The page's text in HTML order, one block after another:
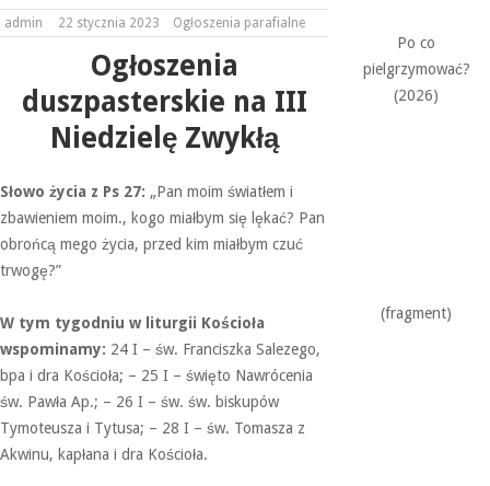
admin 22 stycznia 2023 Ogłoszenia parafialne
Ogłoszenia
duszpasterskie na III
Niedzielę Zwykłą
Słowo życia z Ps 27: „Pan moim światłem i
zbawieniem moim., kogo miałbym się lękać? Pan
obrońcą mego życia, przed kim miałbym czuć
trwogę?”
W tym tygodniu w liturgii Kościoła
wspominamy: 24 I – św. Franciszka Salezego,
bpa i dra Kościoła; – 25 I – święto Nawrócenia
św. Pawła Ap.; – 26 I – św. św. biskupów
Tymoteusza i Tytusa; – 28 I – św. Tomasza z
Akwinu, kapłana i dra Kościoła.
Po co
pielgrzymować?
(2026)
(fragment)